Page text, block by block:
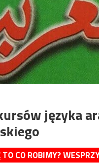
języka
CO ROBIMY?